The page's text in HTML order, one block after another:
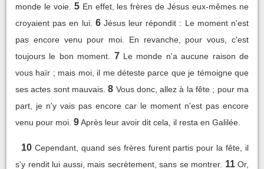
monde le voie. 5 En effet, les frères de Jésus eux-mêmes ne
croyaient pas en lui. 6 Jésus leur répondit : Le moment n'est
pas encore venu pour moi. En revanche, pour vous, c'est
toujours le bon moment.
7 Le monde n'a aucune raison de
vous haïr ; mais moi, il me déteste parce que je témoigne que
ses actes sont mauvais. 8 Vous donc, allez à la fête ; pour ma
part, je n'y vais pas encore car le moment n'est pas encore
venu pour moi. 9Après leur avoir dit cela, il resta en Galilée.
10 Cependant, quand ses frères furent partis pour la fête, il
s'y rendit lui aussi, mais secrètement, sans se montrer. 11 Or,